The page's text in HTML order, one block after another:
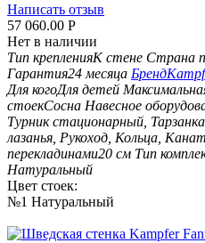
Написать отзыв
57 060.00 Р
Нет в наличии
Тип крепленияК стене Страна
Гарантия24 месяца Бренд
Для когоДля детей
стоекСосна Навесное
Турник стационарный,
лазанья, Рукоход, Кольца, Канат
перекладинами20 см Тип
Натуральный
Цвет стоек:
№1 Натуральный